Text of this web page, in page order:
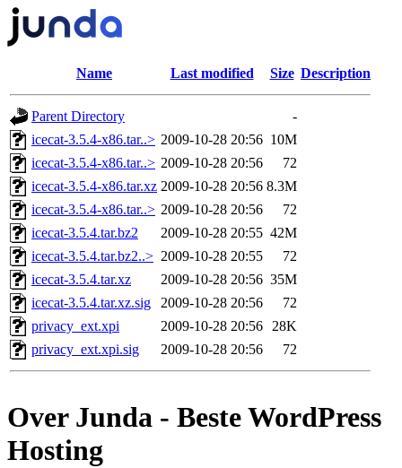
Name Last modified Size Description
Parent Directory
-
icecat-3.5.4-x86.tar..> 2009-10-28 20:56 10M
icecat-3.5.4-x86.tar..> 2009-10-28 20:56
72
icecat-3.5.4-x86.tar.xz 2009-10-28 20:56 8.3M
icecat-3.5.4-x86.tar..> 2009-10-28 20:56
72
icecat-3.5.4.tar.bz2
2009-10-28 20:55 42M
icecat-3.5.4.tar.bz2..> 2009-10-28 20:55
72
icecat-3.5.4.tar.xz
2009-10-28 20:56 35M
icecat-3.5.4.tar.xz.sig
2009-10-28 20:56
72
privacy_ext.xpi
2009-10-28 20:56
28K
privacy_ext.xpi.sig
2009-10-28 20:56 72
Over Junda - Beste WordPress
Hosting